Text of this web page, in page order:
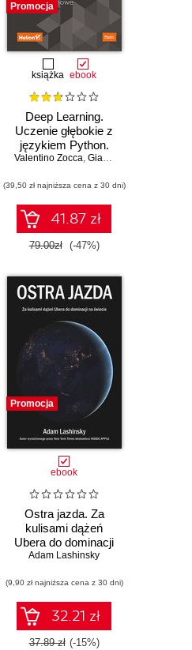
Promocja
książka ebook
Deep Learning.
Uczenie głębokie z
językiem Python.
Sztuczna
neuronowe
Valentino Zocca, Gianmario Spacagna
(39,50 zł najniższa cena z 30 dni)
41.87 zł
79.00zł (-47%)
Promocja
ebook
Ostra jazda. Za
kulisami dążeń
Ubera do dominacji
na świecie
Adam Lashinsky
(9,90 zł najniższa cena z 30 dni)
32.21 zł
37.89 zł (-15%)